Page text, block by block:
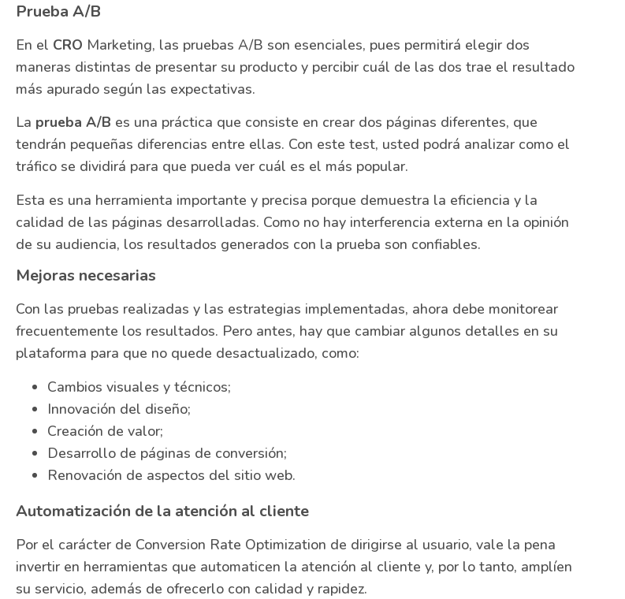
Prueba A/B
En el CRO Marketing, las pruebas A/B son esenciales, pues permitirá elegir dos
maneras distintas de presentar su producto y percibir cuál de las dos trae el resultado
más apurado según las expectativas.
La prueba A/B es una práctica que consiste en crear dos páginas diferentes, que
tendrán pequeñas diferencias entre ellas. Con este test, usted podrá analizar como el
tráfico se dividirá para que pueda ver cuál es el más popular.
Esta es una herramienta importante y precisa porque demuestra la eficiencia y la
calidad de las páginas desarrolladas. Como no hay interferencia externa en la opinión
de su audiencia, los resultados generados con la prueba son confiables.
Mejoras necesarias
Con las pruebas realizadas y las estrategias implementadas, ahora debe monitorear
frecuentemente los resultados. Pero antes, hay que cambiar algunos detalles en su
plataforma para que no quede desactualizado, como:
Cambios visuales y técnicos;
Innovación del diseño;
Creación de valor;
Desarrollo de páginas de conversión;
Renovación de aspectos del sitio web.
Automatización de la atención al cliente
Por el carácter de Conversion Rate Optimization de dirigirse al usuario, vale la pena
invertir en herramientas que automaticen la atención al cliente y, por lo tanto, amplíen
su servicio, además de ofrecerlo con calidad y rapidez.